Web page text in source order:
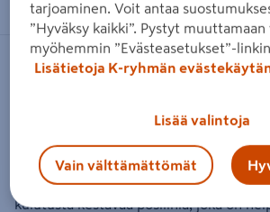
CELLO
51,5 cm leveä valkoinen Cello S -
kulutusta kestävää posliinia, joka on
tarjoaminen. Voit antaa
”Hyväksy kaikki”. Pystyt
myöhemmin ”Evästeasetukset”-
Lisätietoja K-ryhmän
Lisää valintoja
Vain välttämättömät